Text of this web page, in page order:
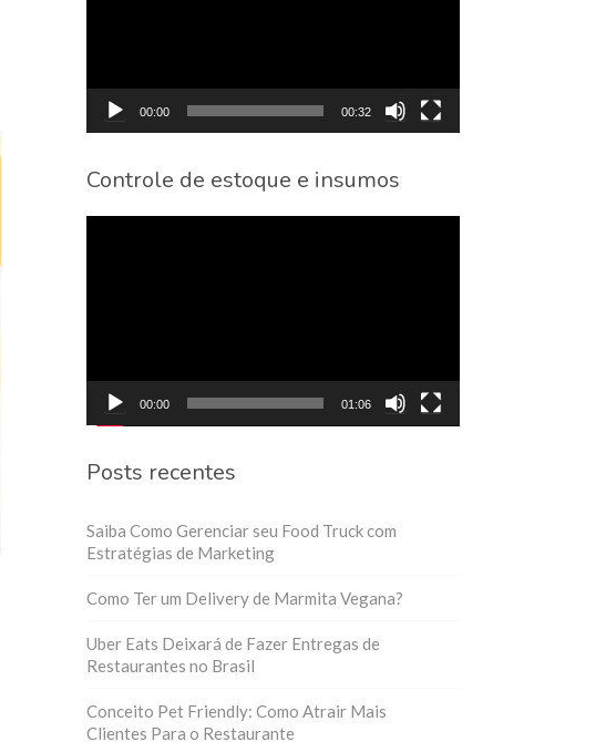
00:00 00:32
Controle de estoque e insumos
00:00 01:06
Posts recentes
Saiba Como Gerenciar seu Food Truck com
Estratégias de Marketing
Como Ter um Delivery de Marmita Vegana?
Uber Eats Deixará de Fazer Entregas de
Restaurantes no Brasil
Conceito Pet Friendly: Como Atrair Mais
Clientes Para o Restaurante